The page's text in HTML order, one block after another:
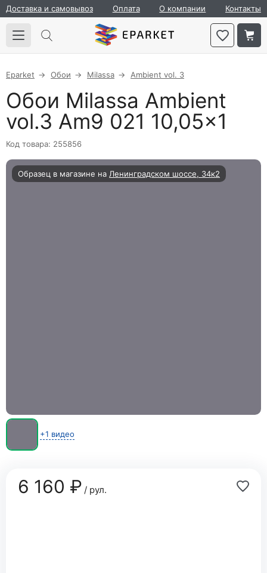
Доставка и самовывоз Оплата О компании Контакты
Eparket Обои Milassa Ambient vol. 3
Обои Milassa Ambient
vol.3 Am9 021 10,05×1
Код товара: 255856
Образец в магазине на Ленинградском шоссе, 34к2
+1 видео
6 160 ₽/ рул.